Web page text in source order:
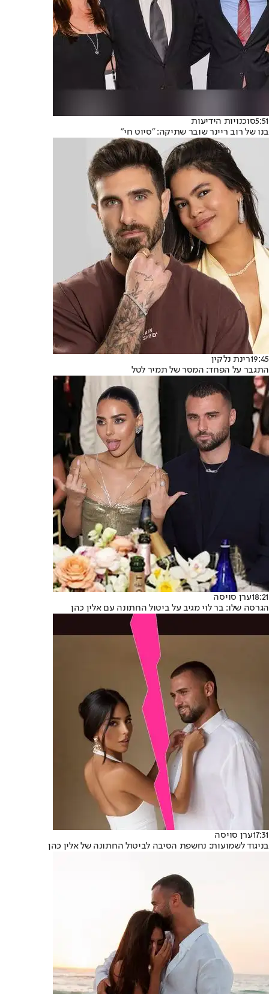
5:51סוכנויות הידיעות
בנו של רוב ריינר שובר שתיקה: "סיוט חי"
19:45רינת נלקין
התגבר על הפחד: המסר של תמיר לטל
18:21ערן סויסה
הגרסה שלו: בר לוי מגיב על ביטול החתונה עם אלין כהן
17:31ערן סויסה
בניגוד לשמועות: נחשפת הסיבה לביטול החתונה של אלין כהן